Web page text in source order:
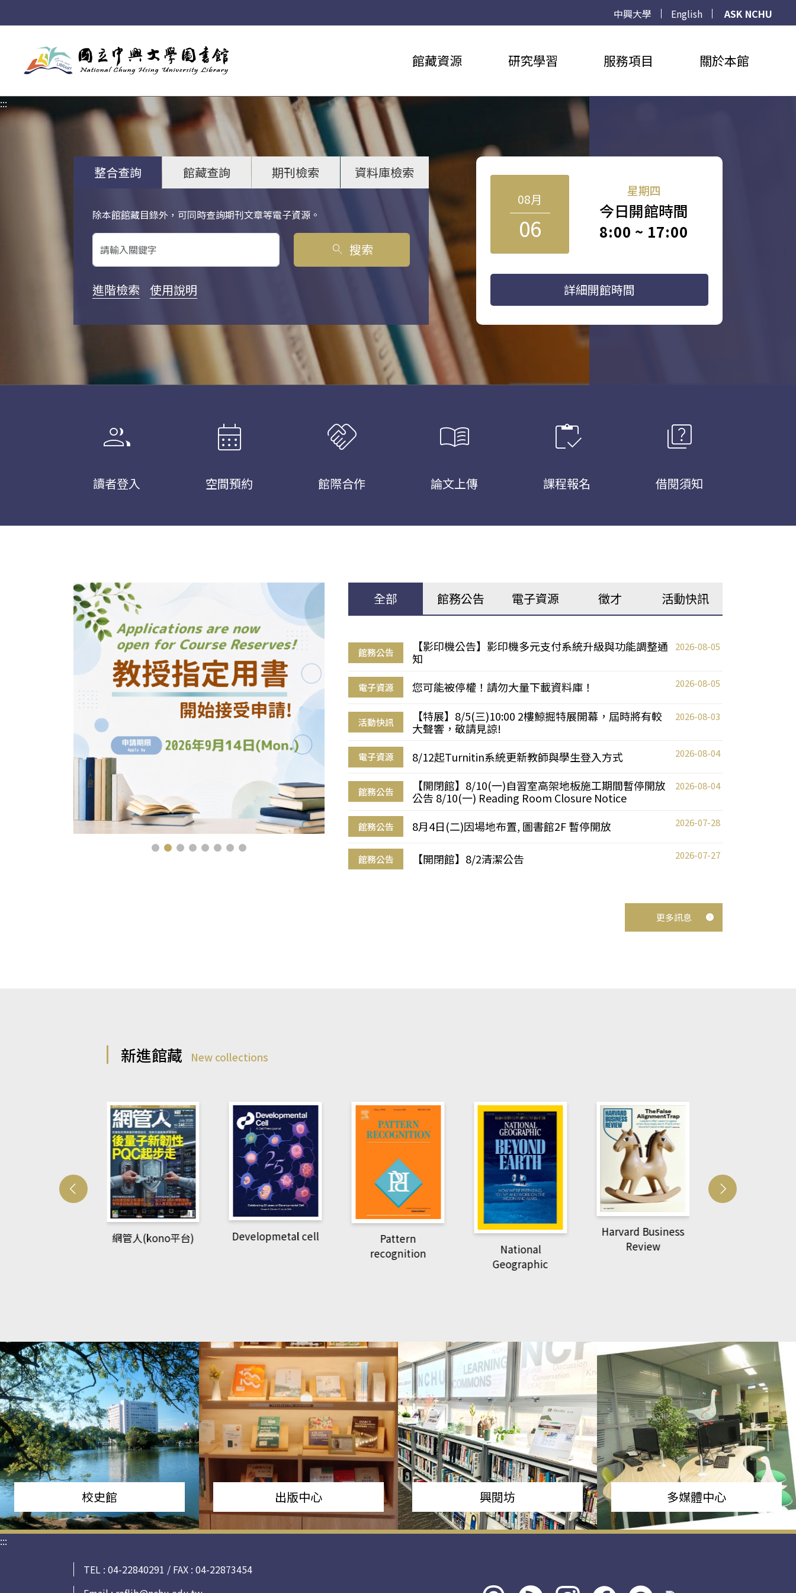
中興大學 English
ASK NCHU
館藏資源 研究學習 服務項目 關於本館
:::
整合查詢 館藏查詢 期刊檢索 資料庫檢索
除本館館藏目錄外，可同時查詢期刊文章等電子資源。
關鍵字搜尋
search 搜索
進階檢索 使用說明
08月
06
星期四
今日開館時間
8:00 ~ 17:00
詳細開館時間
group
讀者登入
calendar_month
空間預約
handshake
館際合作
menu_book
論文上傳
inventory
課程報名
quiz
借閱須知
全部 館務公告 電子資源 徵才 活動快訊
館務公告
【影印機公告】影印機多元支付系統升級與功能調整通
知
2026-08-05
電子資源 您可能被停權！請勿大量下載資料庫！ 2026-08-05
活動快訊
【特展】8/5(三)10:00 2樓鯨掘特展開幕，屆時將有較
大聲響，敬請見諒!
2026-08-03
電子資源 8/12起Turnitin系統更新教師與學生登入方式 2026-08-04
館務公告
【開閉館】8/10(一)自習室高架地板施工期間暫停開放
公告 8/10(一) Reading Room Closure Notice
2026-08-04
館務公告 8月4日(二)因場地布置, 圖書館2F 暫停開放 2026-07-28
館務公告 【開閉館】8/2清潔公告 2026-07-27
更多訊息
新進館藏 New collections
Developmetal cell
Pattern
National
Geographic
Harvard Business
Review
萌動力一頁漫畫學生
校史館 出版中心 興閱坊 多媒體中心
:::
TEL : 04-22840291 / FAX : 04-22873454